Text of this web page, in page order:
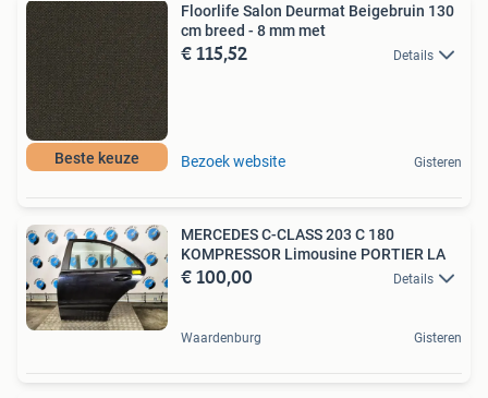
Beste keuze
Floorlife Salon Deurmat Beigebruin 130
cm breed - 8 mm met
€ 115,52 Details
Bezoek website Gisteren
MERCEDES C-CLASS 203 C 180
KOMPRESSOR Limousine PORTIER LA
€ 100,00 Details
Waardenburg Gisteren